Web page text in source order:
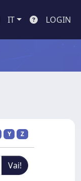
IT LOGIN
Y Z